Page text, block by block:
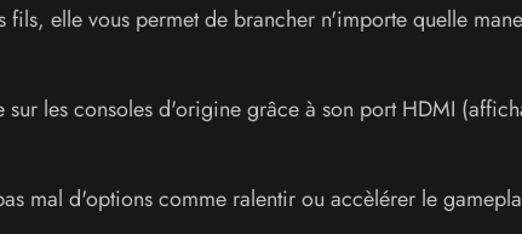
elle vous permet de brancher n'importe quelle
les consoles d'origine grâce à son port HDMI
mal d'options comme ralentir ou accèlérer le